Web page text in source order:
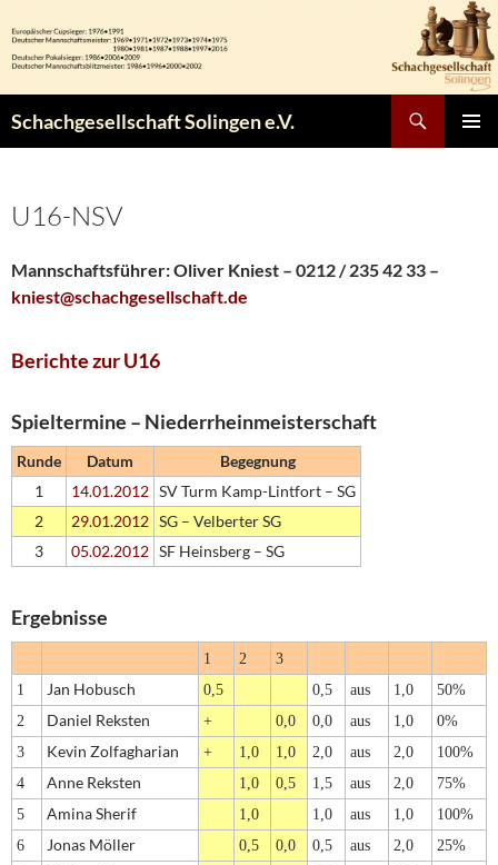
Inhalt
springen
Schachgesellschaft Solingen e.V.
U16-NSV
Mannschaftsführer:Oliver Kniest – 0212 / 235 42 33 –
kniest@schachgesellschaft.de
Berichte zur U16
Spieltermine – Niederrheinmeisterschaft
Runde Datum
Begegnung
1
14.01.2012 SV Turm Kamp-Lintfort – SG
2
29.01.2012 SG – Velberter SG
3
05.02.2012 SF Heinsberg – SG
Ergebnisse
1 2
3
1
Jan Hobusch 0,5 0,5 aus 1,0
50%
2
Daniel Reksten + 0,0 0,0 aus 1,0
0%
3
Kevin Zolfagharian + 1,0 1,0 2,0 aus 2,0
100%
4
Anne Reksten 1,0 0,5 1,5 aus 2,0
75%
5
Amina Sherif 1,0 1,0 aus 1,0
100%
6
Jonas Möller 0,5 0,0 0,5 aus 2,0
25%